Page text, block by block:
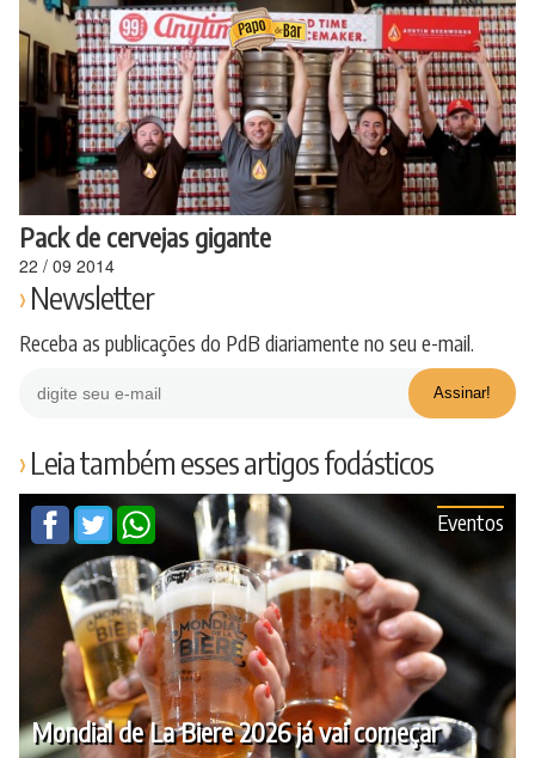
para
conteúdo
Pack de cervejas gigante
22 / 09 2014
Newsletter
Receba as publicações do PdB diariamente no seu e-mail.
Leia também esses artigos fodásticos
Mondial de La Biere 2026 já vai começar
Eventos